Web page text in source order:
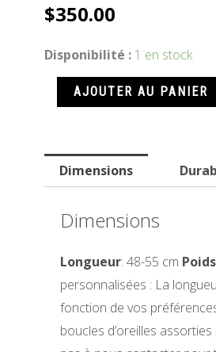
$350.00
Disponibilité : 1 en stock
quantité
de
LibertéAJOUTER AU PANIER
Dimensions
Dimensions
Longueur: 48-55 cm
personnalisées : La
fonction de vos
boucles d’oreilles